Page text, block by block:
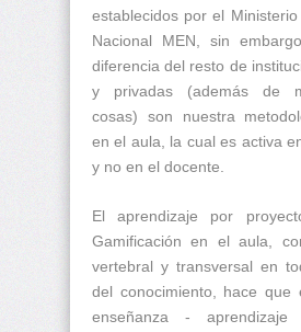
establecidos por el
Nacional MEN, sin
diferencia del resto de
y privadas (además de
cosas) son nuestra
en el aula, la cual es activa
y no en el docente.
El aprendizaje por
Gamificación en el aula,
vertebral y transversal en
del conocimiento, hace que
enseñanza - aprendizaje